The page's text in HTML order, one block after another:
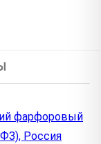
фарфоровый
Россия